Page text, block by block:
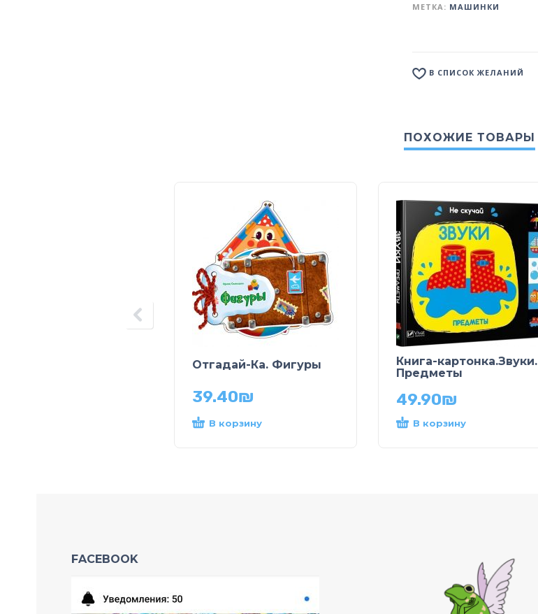
МЕТКА: МАШИНКИ
В СПИСОК ЖЕЛАНИЙ
ПОХОЖИЕ ТОВАРЫ
Отгадай-Ка. Фигуры
39.40₪
В корзину
Книга-картонка.Звуки.
Предметы
49.90₪
В корзину
FACEBOOK